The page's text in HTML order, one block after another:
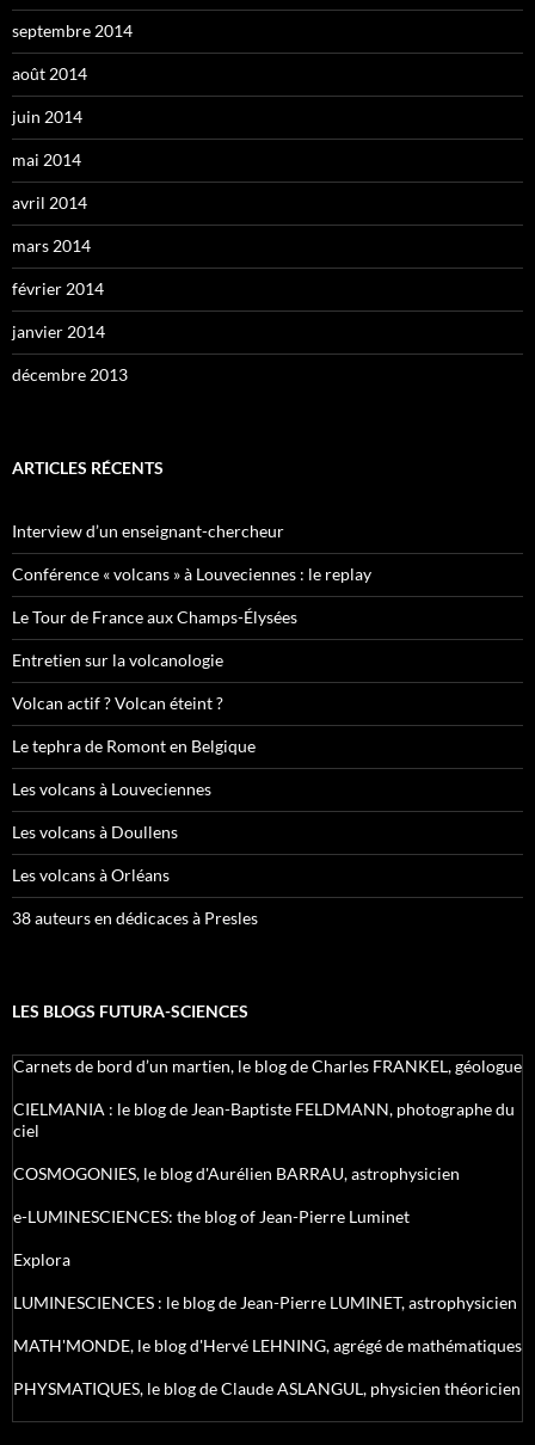
septembre 2014
août 2014
juin 2014
mai 2014
avril 2014
mars 2014
février 2014
janvier 2014
décembre 2013
ARTICLES RÉCENTS
Interview d’un enseignant-chercheur
Conférence « volcans » à Louveciennes : le replay
Le Tour de France aux Champs-Élysées
Entretien sur la volcanologie
Volcan actif ? Volcan éteint ?
Le tephra de Romont en Belgique
Les volcans à Louveciennes
Les volcans à Doullens
Les volcans à Orléans
38 auteurs en dédicaces à Presles
LES BLOGS FUTURA-SCIENCES
Carnets de bord d’un martien, le blog de Charles FRANKEL, géologue
CIELMANIA : le blog de Jean-Baptiste FELDMANN, photographe du
ciel
COSMOGONIES, le blog d'Aurélien BARRAU, astrophysicien
e-LUMINESCIENCES: the blog of Jean-Pierre Luminet
Explora
LUMINESCIENCES : le blog de Jean-Pierre LUMINET, astrophysicien
MATH'MONDE, le blog d'Hervé LEHNING, agrégé de mathématiques
PHYSMATIQUES, le blog de Claude ASLANGUL, physicien théoricien